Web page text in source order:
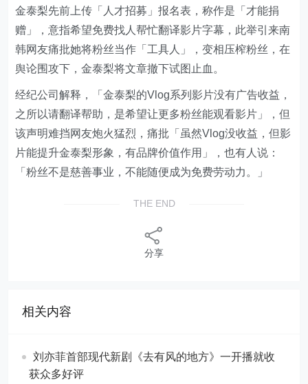
金泰梨先前上传「人才招募」报名表，称作是「才能捐
赠」，意指希望免费找人帮忙翻译影片字幕，此举引来南
韩网友痛批她将粉丝当作「工具人」，变相压榨粉丝，在
舆论围攻下，金泰梨将文章撤下试图止血。
经纪公司解释，「金泰梨的Vlog系列影片没有广告收益，
之所以请翻译帮助，是希望让更多粉丝能观看影片」，但
该声明难挡网友炮火猛烈，痛批「虽然Vlog没收益，但影
片能提升金泰梨形象，有品牌价值作用」，也有人说：
「粉丝不是慈善事业，不能随便成为免费劳动力。」
THE END
分享
相关内容
刘亦菲首部现代新剧《去有风的地方》一开播就收
获众多好评